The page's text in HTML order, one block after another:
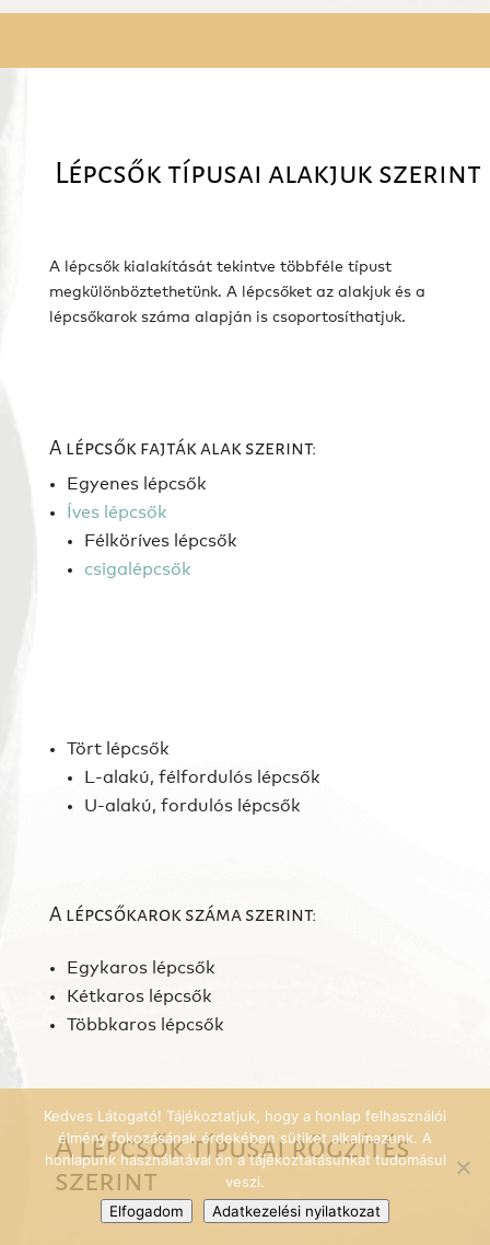
Lépcsők típusai alakjuk szerint
A lépcsők kialakítását tekintve többféle típust
megkülönböztethetünk. A lépcsőket az alakjuk és a
lépcsőkarok száma alapján is csoportosíthatjuk.
A lépcsők fajták alak szerint:
Egyenes lépcsők
Íves lépcsők
Félköríves lépcsők
csigalépcsők
Tört lépcsők
L-alakú, félfordulós lépcsők
U-alakú, fordulós lépcsők
A lépcsőkarok száma szerint:
Egykaros lépcsők
Kétkaros lépcsők
Többkaros lépcsők
A lépcsők típusai rögzítés
szerint
Kedves Látogató! Tájékoztatjuk, hogy a honlap felhasználói
élmény fokozásának érdekében sütiket alkalmazunk. A
honlapunk használatával ön a tájékoztatásunkat tudomásul
veszi.
Elfogadom
Adatkezelési nyilatkozat